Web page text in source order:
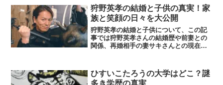
ないでしょうか。この記事では、原作の
出...
狩野英孝の結婚と子供の真実！家
族と笑顔の日々を大公開
狩野英孝の結婚と子供について、この記
事では狩野英孝さんの結婚歴や前妻との
関係、再婚相手の妻サキさんとの現在、
孝の子供の病気の噂や、子供の名前を公
表しない理由、「子供はい...
ひすいこたろうの大学はどこ？謎
多き学歴の真実